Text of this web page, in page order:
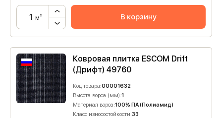
м² В корзину
Ковровая плитка ESCOM Drift
(Дрифт) 49760
Код товара:00001632
Высота ворса (мм):1
Материал ворса:100% ПА (Полиамид)
Класс износостойкости:33